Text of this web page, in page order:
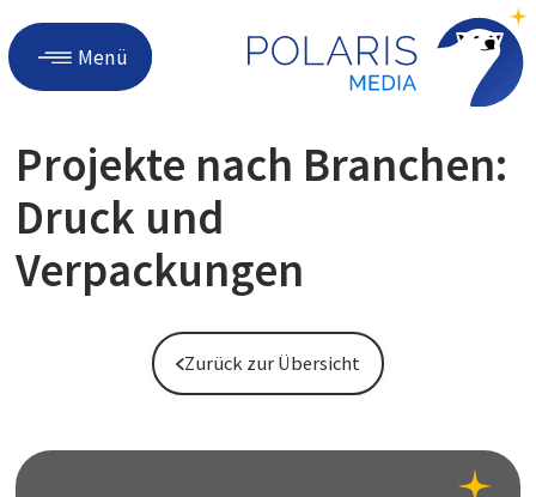
Menü
Projekte nach Branchen:
Druck und
Verpackungen
Zurück zur Übersicht